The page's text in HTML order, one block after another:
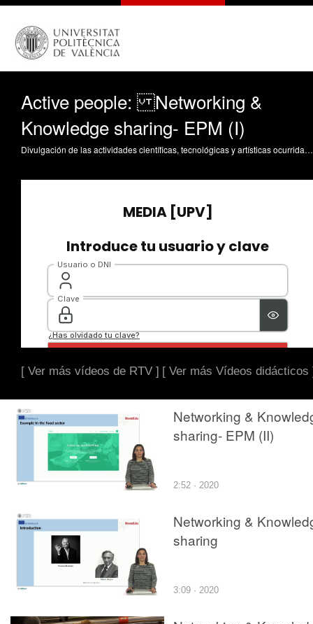
Active people: Networking &
Knowledge sharing- EPM (I)
Divulgación de las actividades científicas, tecnológicas y artísticas ocurridas en los tres campus de la UPV
[ Ver más vídeos de RTV ] [ Ver más Vídeos didácticos
Networking &
sharing- EPM (II)
2:52 · 2020
Networking &
sharing
3:09 · 2020